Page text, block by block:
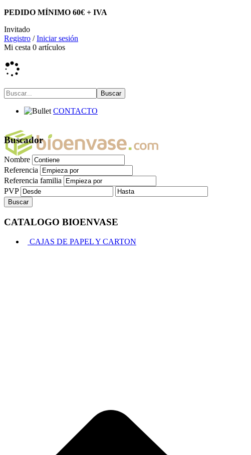
PEDIDO MÍNIMO 60€ + IVA
Invitado
Registro /Iniciar sesión
Mi cesta 0 artículos
CONTACTO
Buscador
Nombre
Referencia
Referencia familia
PVP
CATALOGO BIOENVASE
CAJAS DE PAPEL Y CARTON